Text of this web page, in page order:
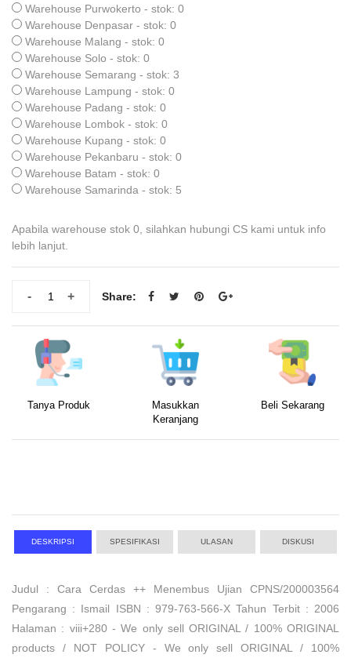
Warehouse Purwokerto - stok: 0
Warehouse Denpasar - stok: 0
Warehouse Malang - stok: 0
Warehouse Solo - stok: 0
Warehouse Semarang - stok: 3
Warehouse Lampung - stok: 0
Warehouse Padang - stok: 0
Warehouse Lombok - stok: 0
Warehouse Kupang - stok: 0
Warehouse Pekanbaru - stok: 0
Warehouse Batam - stok: 0
Warehouse Samarinda - stok: 5
Apabila warehouse stok 0, silahkan hubungi CS kami untuk info
lebih lanjut.
+
- Share:
Tanya Produk
Masukkan
Keranjang
Beli Sekarang
DESKRIPSI SPESIFIKASI ULASAN DISKUSI
Judul : Cara Cerdas ++ Menembus Ujian CPNS/200003564
Pengarang : Ismail ISBN : 979-763-566-X Tahun Terbit : 2006
Halaman : viii+280 - We only sell ORIGINAL / 100% ORIGINAL
products / NOT POLICY - We only sell ORIGINAL / 100%